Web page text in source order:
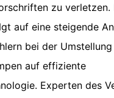
zu verletzen.
auf eine steigende
bei der
auf effiziente
Experten des